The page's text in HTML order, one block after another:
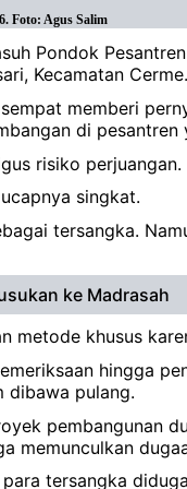
Foto: Agus Salim
Pondok
Kecamatan Cerme.
memberi
di pesantren
risiko perjuangan.
singkat.
tersangka.
ke Madrasah
metode khusus
hingga
dibawa pulang.
pembangunan
memunculkan
tersangka